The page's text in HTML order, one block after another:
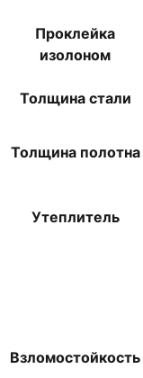
Проклейка
изолоном
Толщина стали
Толщина полотна
Утеплитель
Взломостойкость